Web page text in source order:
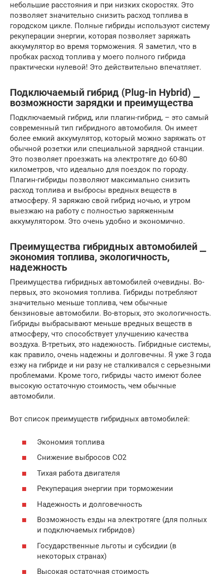
небольшие расстояния и при низких скоростях. Это
позволяет значительно снизить расход топлива в
городском цикле. Полные гибриды используют систему
рекуперации энергии, которая позволяет заряжать
аккумулятор во время торможения. Я заметил, что в
пробках расход топлива у моего полного гибрида
практически нулевой! Это действительно впечатляет.
Подключаемый гибрид (Plug-in Hybrid) ⎯
возможности зарядки и преимущества
Подключаемый гибрид, или плагин-гибрид, – это самый
современный тип гибридного автомобиля. Он имеет
более емкий аккумулятор, который можно заряжать от
обычной розетки или специальной зарядной станции.
Это позволяет проезжать на электротяге до 60-80
километров, что идеально для поездок по городу.
Плагин-гибриды позволяют максимально снизить
расход топлива и выбросы вредных веществ в
атмосферу. Я заряжаю свой гибрид ночью, и утром
выезжаю на работу с полностью заряженным
аккумулятором. Это очень удобно и экономично.
Преимущества гибридных автомобилей ⎯
экономия топлива, экологичность,
надежность
Преимущества гибридных автомобилей очевидны. Во-
первых, это экономия топлива. Гибриды потребляют
значительно меньше топлива, чем обычные
бензиновые автомобили. Во-вторых, это экологичность.
Гибриды выбрасывают меньше вредных веществ в
атмосферу, что способствует улучшению качества
воздуха. В-третьих, это надежность. Гибридные системы,
как правило, очень надежны и долговечны. Я уже 3 года
езжу на гибриде и ни разу не сталкивался с серьезными
проблемами. Кроме того, гибриды часто имеют более
высокую остаточную стоимость, чем обычные
автомобили.
Вот список преимуществ гибридных автомобилей:
Экономия топлива
Снижение выбросов CO2
Тихая работа двигателя
Рекуперация энергии при торможении
Надежность и долговечность
Возможность езды на электротяге (для полных
и подключаемых гибридов)
Государственные льготы и субсидии (в
некоторых странах)
Высокая остаточная стоимость